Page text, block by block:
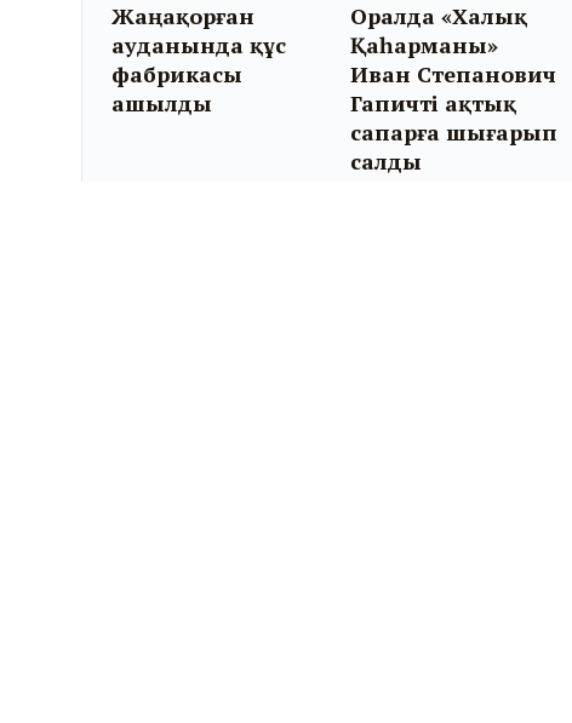
Жаңақорған
ауданында құс
фабрикасы
ашылды
Оралда «Халық
Қаһарманы»
Иван Степанович
Гапичті ақтық
сапарға шығарып
салды